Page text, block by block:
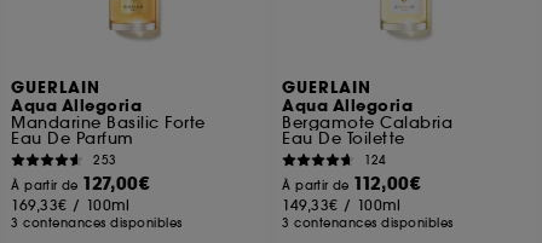
GUERLAIN
Aqua Allegoria
Mandarine Basilic Forte
Eau De Parfum
253
À partir de 127,00€
169,33€ / 100ml
3 contenances disponibles
GUERLAIN
Aqua Allegoria
Bergamote Calabria
Eau De Toilette
124
À partir de 112,00€
149,33€ / 100ml
3 contenances disponibles